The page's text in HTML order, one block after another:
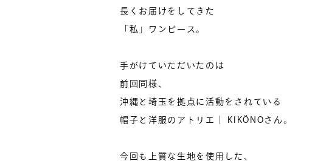
長くお届けをしてきた
「私」ワンピース。
手がけていただいたのは
前回同様、
沖縄と埼玉を拠点に活動をされている
帽子と洋服のアトリエ｜ KIKÖNOさん。
今回も上質な生地を使用した、